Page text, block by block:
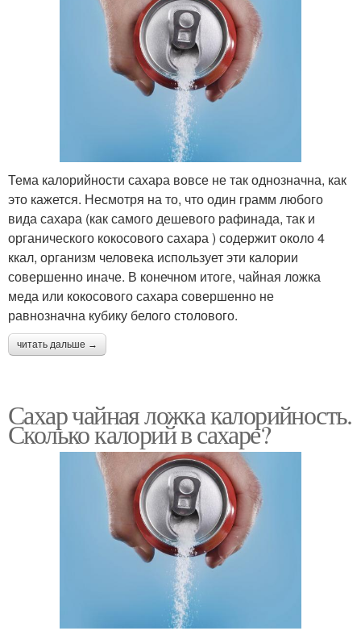
Тема калорийности сахара вовсе не так однозначна, как
это кажется. Несмотря на то, что один грамм любого
вида сахара (как самого дешевого рафинада, так и
органического кокосового сахара ) содержит около 4
ккал, организм человека использует эти калории
совершенно иначе. В конечном итоге, чайная ложка
меда или кокосового сахара совершенно не
равнозначна кубику белого столового.
читать дальше →
Сахар чайная ложка калорийность.
Сколько калорий в сахаре?